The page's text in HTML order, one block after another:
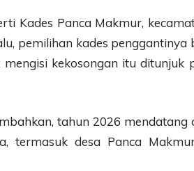
Kades Panca Makmur,
pemilihan kades penggantinya
kekosongan itu ditunjuk
tahun 2026 mendatang
termasuk desa Panca